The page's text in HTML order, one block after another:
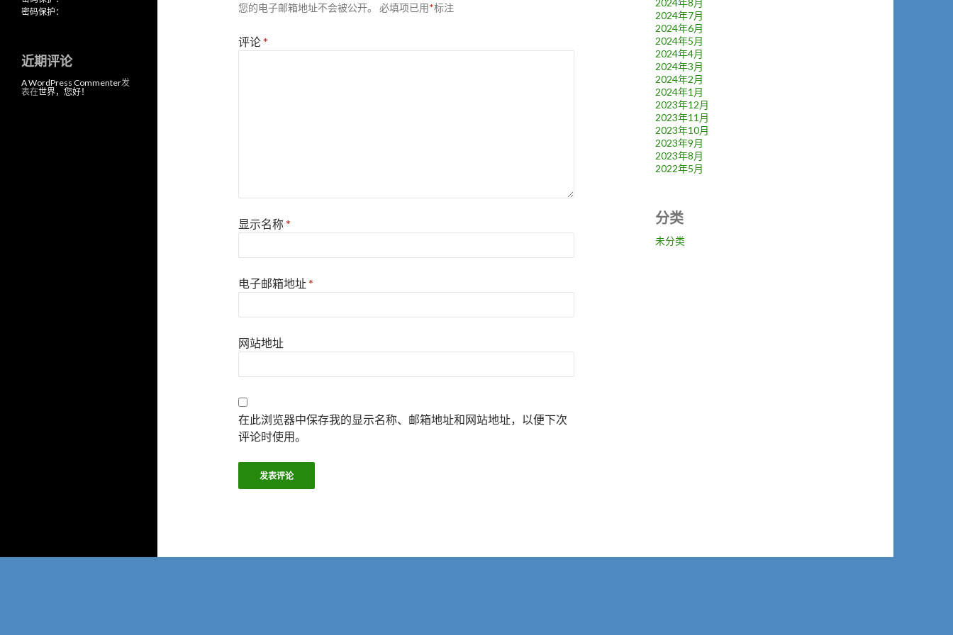
您的电子邮箱地址不会被公开。 必填项已用*标注
评论*
显示名称*
电子邮箱地址*
网站地址
在此浏览器中保存我的显示名称、邮箱地址和网站地址，以便下次
评论时使用。
2024年8月
2024年7月
2024年6月
2024年5月
2024年4月
2024年3月
2024年2月
2024年1月
2023年12月
2023年11月
2023年10月
2023年9月
2023年8月
2022年5月
分类
未分类
密码保护：
近期评论
A WordPress Commenter发
表在世界，您好！